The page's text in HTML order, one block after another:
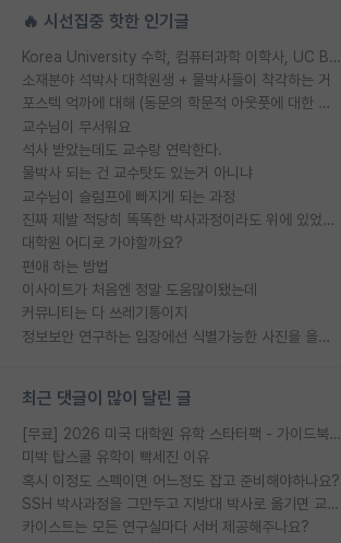
🔥 시선집중 핫한 인기글
Korea University 수학, 컴퓨터과학 이학사, UC Berkeley 산업공학 대학원 공학박사가 되는 것은 쉽지 않겠죠?
소재분야 석박사 대학원생 + 물박사들이 착각하는 거
포스텍 억까에 대해 (동문의 학문적 아웃풋에 대한 반박)
교수님이 무서워요
석사 받았는데도 교수랑 연락한다.
물박사 되는 건 교수탓도 있는거 아니냐
교수님이 슬럼프에 빠지게 되는 과정
진짜 제발 적당히 똑똑한 박사과정이라도 위에 있었으면..
대학원 어디로 가야할까요?
편애 하는 방법
이사이트가 처음엔 정말 도움많이됐는데
커뮤니티는 다 쓰레기통이지
정보보안 연구하는 입장에선 식별가능한 사진을 올리는건 비추이긴함
최근 댓글이 많이 달린 글
[무료] 2026 미국 대학원 유학 스타터팩 - 가이드북 & 합격자 컨택메일 템플릿
미박 탑스쿨 유학이 빡세진 이유
혹시 이정도 스펙이면 어느정도 잡고 준비해야하나요?
SSH 박사과정을 그만두고 지방대 박사로 옮기면 교수의 꿈은 끝일까요?
카이스트는 모든 연구실마다 서버 제공해주나요?